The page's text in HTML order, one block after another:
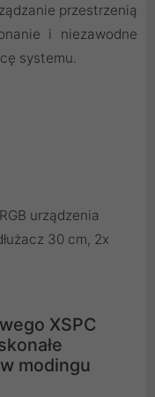
przestrzenią
i niezawodne
systemu.
urządzenia
30 cm, 2x
XSPC
modingu